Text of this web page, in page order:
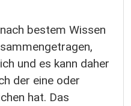
bestem Wissen
und es kann daher
der eine oder
hat. Das